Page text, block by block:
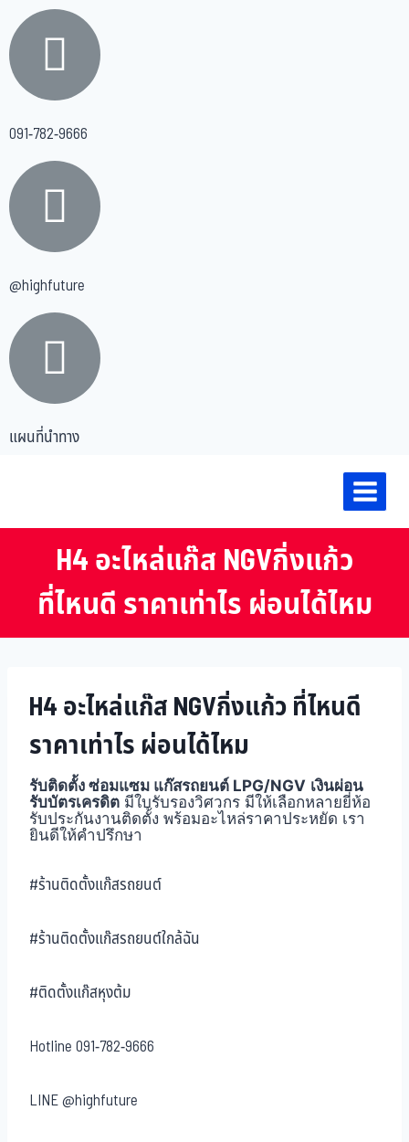
091-782-9666
@highfuture
แผนที่นำทาง
H4 อะไหล่แก๊ส NGVกิ่งแก้ว
ที่ไหนดี ราคาเท่าไร ผ่อนได้ไหม
H4 อะไหล่แก๊ส NGVกิ่งแก้ว ที่ไหนดี
ราคาเท่าไร ผ่อนได้ไหม
รับติดตั้ง ซ่อมแซม แก๊สรถยนต์ LPG/NGV เงินผ่อน
รับบัตรเครดิต มีใบรับรองวิศวกร มีให้เลือกหลายยี่ห้อ
รับประกันงานติดตั้ง พร้อมอะไหล่ราคาประหยัด เรา
ยินดีให้คำปรึกษา
#ร้านติดตั้งแก๊สรถยนต์
#ร้านติดตั้งแก๊สรถยนต์ใกล้ฉัน
#ติดตั้งแก๊สหุงต้ม
Hotline091-782-9666
LINE@highfuture